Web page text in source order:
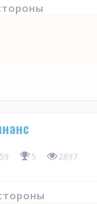
5 2897